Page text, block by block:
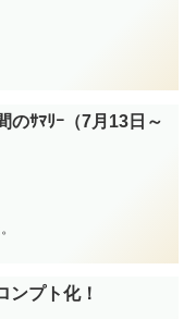
ｻﾏﾘｰ（7月13日～
ンプト化！